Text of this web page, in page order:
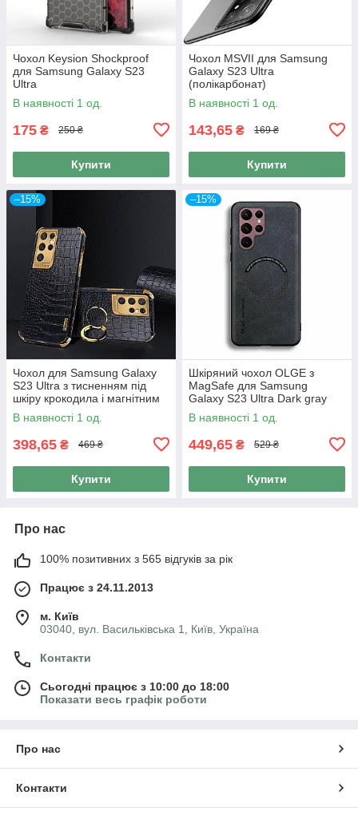
Чохол Keysion Shockproof
для Samsung Galaxy S23
Ultra
В наявності 1 од.
175 ₴ 250 ₴
Купити
Чохол MSVII для Samsung
Galaxy S23 Ultra
(полікарбонат)
В наявності 1 од.
143,65 ₴ 169 ₴
Купити
–15%
Чохол для Samsung Galaxy
S23 Ultra з тисненням під
шкіру крокодила і магнітним
утримувачем
В наявності 1 од.
398,65 ₴ 469 ₴
Купити
–15%
Шкіряний чохол OLGE з
MagSafe для Samsung
Galaxy S23 Ultra Dark gray
В наявності 1 од.
449,65 ₴ 529 ₴
Купити
Про нас
100% позитивних з 565 відгуків за рік
Працює з 24.11.2013
м. Київ
03040, вул. Васильківська 1, Київ, Україна
Контакти
Сьогодні працює з 10:00 до 18:00
Показати весь графік роботи
Про нас
Контакти